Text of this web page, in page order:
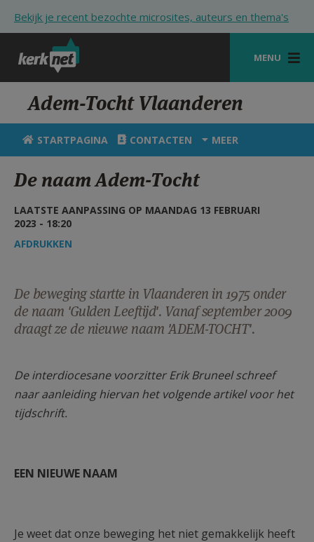
Bekijk je recent bezochte microsites, auteurs en thema's
MENU
STARTPAGINA
KERK
VIERINGEN
SHOP
ZOEKEN
HULP
MIJN PAROCHIE
AANMELDEN OF REGISTREREN
Adem-Tocht Vlaanderen
STARTPAGINA CONTACTEN MEER
De naam Adem-Tocht
LAATSTE AANPASSING OP MAANDAG 13 FEBRUARI
2023 - 18:20
AFDRUKKEN
De beweging startte in Vlaanderen in 1975 onder
de naam 'Gulden Leeftijd'. Vanaf september 2009
draagt ze de nieuwe naam 'ADEM-TOCHT'.
De interdiocesane voorzitter Erik Bruneel schreef
naar aanleiding hiervan het volgende artikel voor het
tijdschrift.
EEN NIEUWE NAAM
Je weet dat onze beweging het niet gemakkelijk heeft